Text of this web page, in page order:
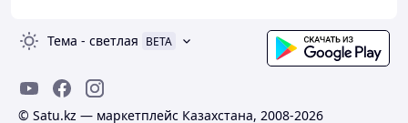
Тема - светлая BETA
© Satu.kz — маркетплейс Казахстана, 2008-2026